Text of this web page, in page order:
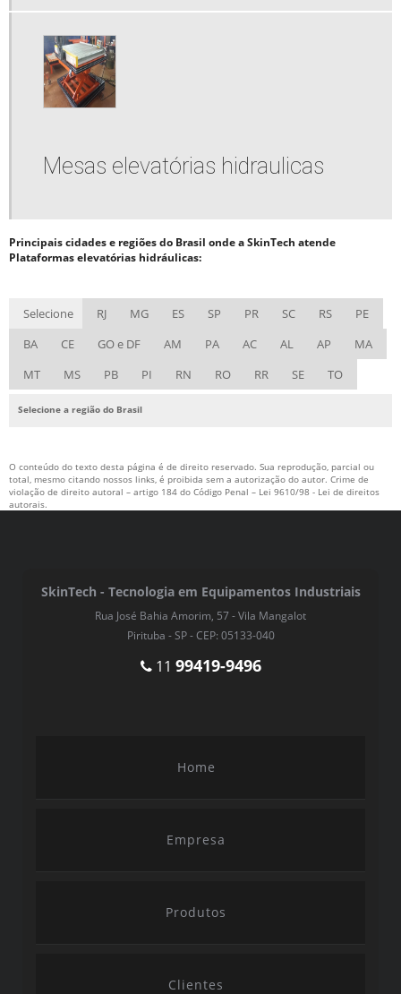
Mesas elevatórias hidraulicas
Principais cidades e regiões do Brasil onde a SkinTech atende
Plataformas elevatórias hidráulicas:
Selecione RJ MG ES SP PR SC RS
PE
BA
CE GO e DF AM PA AC AL AP
MA
MT
MS PB PI RN RO RR SE TO
Selecione a região do Brasil
O conteúdo do texto desta página é de direito reservado. Sua reprodução, parcial ou
total, mesmo citando nossos links, é proibida sem a autorização do autor. Crime de
violação de direito autoral – artigo 184 do Código Penal – Lei 9610/98 - Lei de direitos
autorais.
SkinTech - Tecnologia em Equipamentos Industriais
Rua José Bahia Amorim, 57 - Vila Mangalot
Pirituba - SP - CEP: 05133-040
11 99419-9496
Home
Empresa
Produtos
Clientes